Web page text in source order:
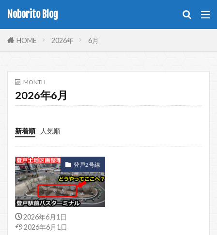
Noborito Blog
HOME 2026年 6月
MONTH
2026年6月
新着順 人気順
登戸2号線
2026年6月1日
2026年6月1日